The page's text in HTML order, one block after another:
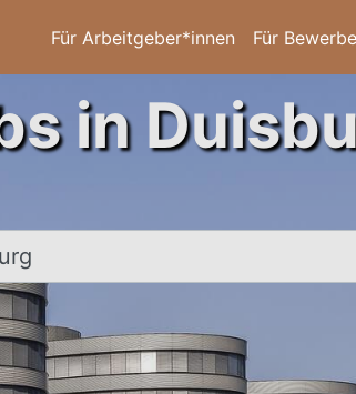
Für Arbeitgeber*innen Für
in